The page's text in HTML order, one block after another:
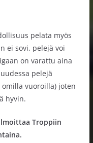
pelata myös
ei sovi, pelejä voi
on varattu aina
pelejä
vuoroilla) joten
hyvin.
Troppiin